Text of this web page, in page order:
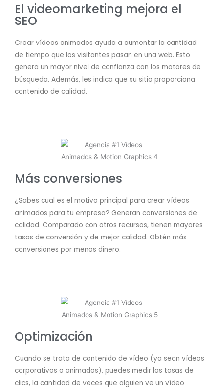
El videomarketing mejora el
SEO
Crear vídeos animados ayuda a aumentar la cantidad
de tiempo que los visitantes pasan en una web. Esto
genera un mayor nivel de confianza con los motores de
búsqueda. Además, les indica que su sitio proporciona
contenido de calidad.
Más conversiones
¿Sabes cual es el motivo principal para crear vídeos
animados para tu empresa? Generan conversiones de
calidad. Comparado con otros recursos, tienen mayores
tasas de conversión y de mejor calidad. Obtén más
conversiones por menos dinero.
Optimización
Cuando se trata de contenido de vídeo (ya sean vídeos
corporativos o animados), puedes medir las tasas de
clics, la cantidad de veces que alguien ve un vídeo